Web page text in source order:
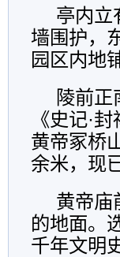
亭内立
墙围护，
园区内地
陵前正
《史记·
黄帝冢桥
余米，现
黄帝庙
的地面。
千年文明